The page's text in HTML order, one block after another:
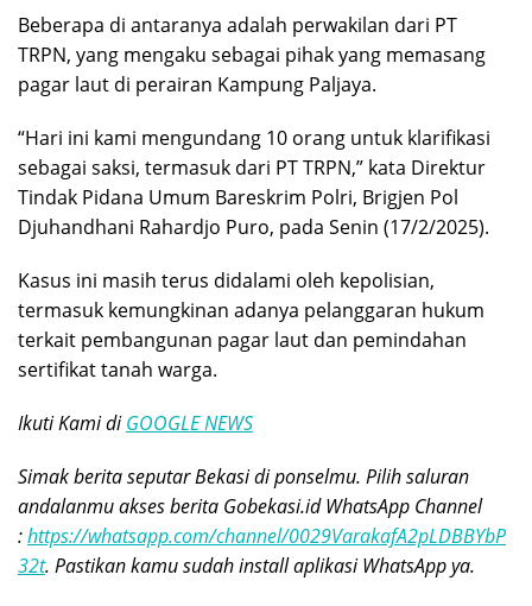
Beberapa di antaranya adalah perwakilan dari PT
TRPN, yang mengaku sebagai pihak yang memasang
pagar laut di perairan Kampung Paljaya.
“Hari ini kami mengundang 10 orang untuk klarifikasi
sebagai saksi, termasuk dari PT TRPN,” kata Direktur
Tindak Pidana Umum Bareskrim Polri, Brigjen Pol
Djuhandhani Rahardjo Puro, pada Senin (17/2/2025).
Kasus ini masih terus didalami oleh kepolisian,
termasuk kemungkinan adanya pelanggaran hukum
terkait pembangunan pagar laut dan pemindahan
sertifikat tanah warga.
Ikuti Kami diGOOGLE NEWS
Simak berita seputar Bekasi di ponselmu. Pilih saluran
andalanmu akses berita Gobekasi.id WhatsApp Channel
:https://whatsapp.com/channel/0029VarakafA2pLDBBYbP
32t. Pastikan kamu sudah install aplikasi WhatsApp ya.